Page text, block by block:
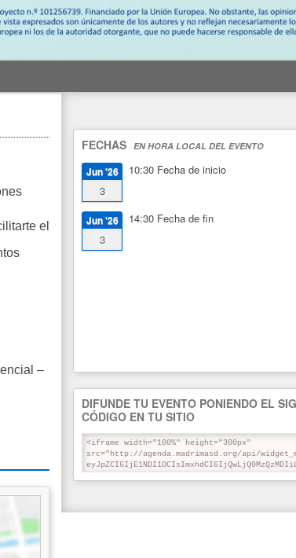
el
–
FECHAS EN HORA LOCAL DEL EVENTO
Jun '26
3
10:30 Fecha de inicio
Jun '26
3
14:30 Fecha de fin
DIFUNDE TU EVENTO PONIENDO EL
CÓDIGO EN TU SITIO